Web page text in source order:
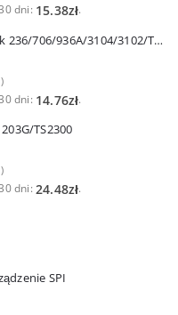
dni: 15.38zł.
Grot Q-T-1.5C do Quick 236/706/936A/3104/3102/TS1100
dni: 14.76zł.
TS2300
dni: 24.48zł.
SPI